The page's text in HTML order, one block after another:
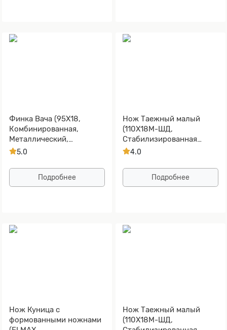
Финка Вача (95Х18,
Комбинированная,
Металлический,
Текстолит)
5.0
Подробнее
Нож Таежный малый
(110Х18М-ШД,
Стабилизированная
карельская береза,
4.0
Подробнее
Нож Куница с
формованными ножнами
Нож Таежный малый
(110Х18М-ШД,